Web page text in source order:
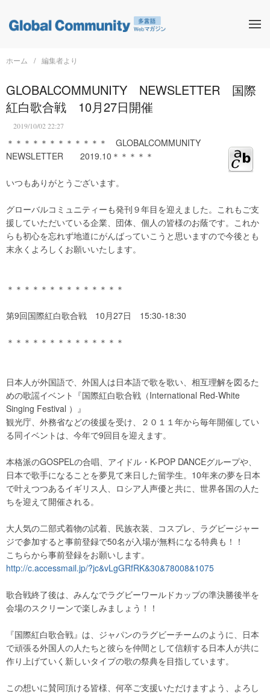
ホーム 編集者より
GLOBALCOMMUNITY NEWSLETTER 国際
紅白歌合戦 10月27日開催
2019/10/02 22:27
＊＊＊＊＊＊＊＊＊＊＊＊ GLOBALCOMMUNITY
NEWSLETTER 2019.10＊＊＊＊＊
いつもありがとうございます。
グローバルコミュニティーも発刊９年目を迎えました。これもご支
援していただいている企業、団体、個人の皆様のお蔭です。これか
らも初心を忘れず地道にがんばっていこうと思いますので今後とも
末永くよろしくお願いいたします。
＊＊＊＊＊＊＊＊＊＊＊＊＊＊
第9回国際紅白歌合戦 10月27日 15:30-18:30
＊＊＊＊＊＊＊＊＊＊＊＊＊＊
日本人が外国語で、外国人は日本語で歌を歌い、相互理解を図るた
めの歌謡イベント『国際紅白歌合戦（International Red-White
Singing Festival ）』
観光庁、外務省などの後援を受け、２０１１年から毎年開催してい
る同イベントは、今年で9回目を迎えます。
本格派のGOSPELの合唱、アイドル・K-POP DANCEグループや、
日本で歌手になることを夢見て来日した留学生。10年来の夢を日本
で叶えつつあるイギリス人、ロシア人声優と共に、世界各国の人た
ちを迎えて開催される。
大人気の二部式着物の試着、民族衣装、コスプレ、ラグビージャー
ジで参加すると事前登録で50名が入場が無料になる特典も！！
こちらから事前登録をお願いします。
http://c.accessmail.jp/?jc&vLgGRfRK&30&78008&1075
歌合戦終了後は、みんなでラグビーワールドカップの準決勝後半を
会場のスクリーンで楽しみましょう！！
『国際紅白歌合戦』は、ジャパンのラグビーチームのように、日本
で頑張る外国人の人たちと彼らを仲間として信頼する日本人が共に
作り上げていく新しいタイプの歌の祭典を目指しています。
この想いに賛同頂ける皆様、何卒ご支援いただけますよう、よろし